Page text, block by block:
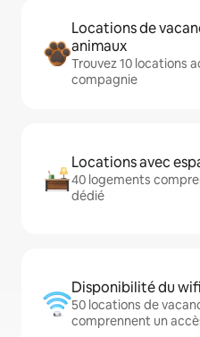
Locations de
animaux
Trouvez 10 locations
compagnie
Locations avec
40 logements
dédié
Disponibilité du wifi
50 locations de
comprennent un